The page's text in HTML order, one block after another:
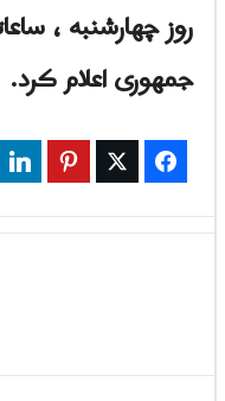
روز چهارشنبه ،
جمهوری اعلام کرد.
Facebook
Twitter
Pinterest